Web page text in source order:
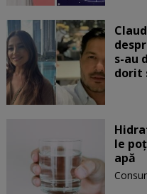
s-au
dorit
le
apă